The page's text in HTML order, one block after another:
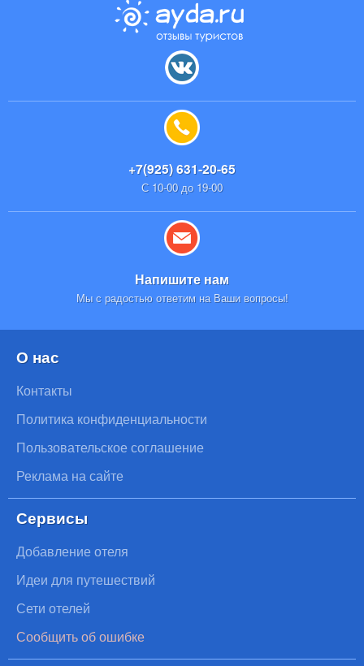
+7(925) 631-20-65
С 10-00 до 19-00
Напишите нам
Мы с радостью ответим на Ваши вопросы!
О нас
Контакты
Политика конфиденциальности
Пользовательское соглашение
Реклама на сайте
Сервисы
Добавление отеля
Идеи для путешествий
Сети отелей
Сообщить об ошибке